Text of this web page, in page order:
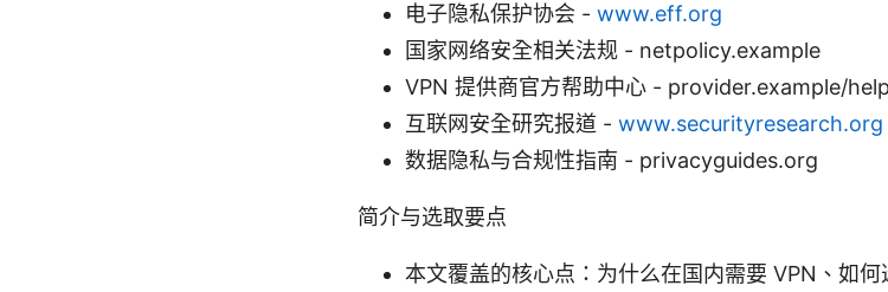
电子隐私保护协会 - www.eff.org
国家网络安全相关法规 - netpolicy.example
VPN 提供商官方帮助中心 - provider.example/help
互联网安全研究报道 - www.securityresearch.org
数据隐私与合规性指南 - privacyguides.org
简介与选取要点
本文覆盖的核心点：为什么在国内需要 VPN、如